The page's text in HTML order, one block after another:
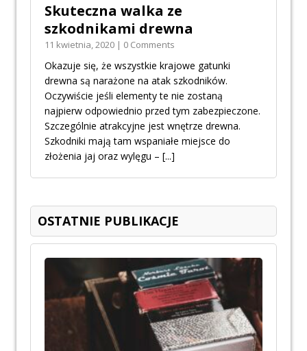
Skuteczna walka ze
szkodnikami drewna
11 kwietnia, 2020 | 0 Comments
Okazuje się, że wszystkie krajowe gatunki
drewna są narażone na atak szkodników.
Oczywiście jeśli elementy te nie zostaną
najpierw odpowiednio przed tym zabezpieczone.
Szczególnie atrakcyjne jest wnętrze drewna.
Szkodniki mają tam wspaniałe miejsce do
złożenia jaj oraz wylęgu – [...]
OSTATNIE PUBLIKACJE